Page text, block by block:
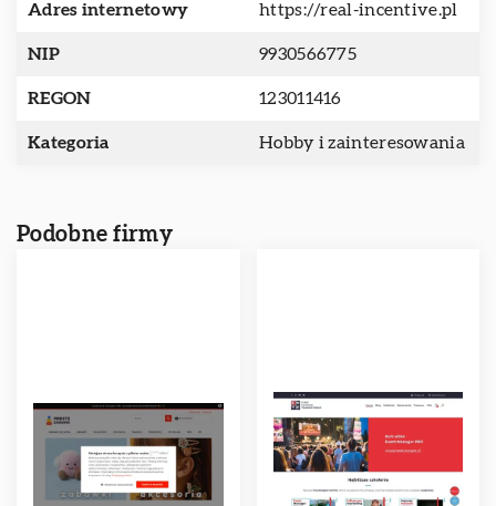
Adres internetowy https://real-incentive.pl
NIP 9930566775
REGON 123011416
Kategoria Hobby i zainteresowania
Podobne firmy